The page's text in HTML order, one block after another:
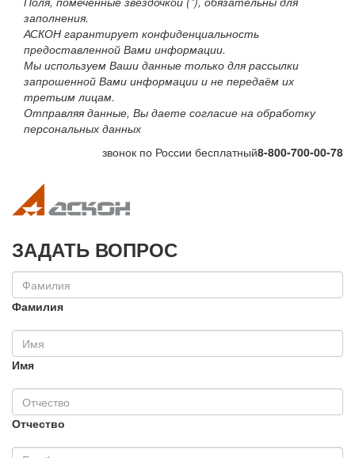
заполнения.
АСКОН гарантирует конфиденциальность
предоставленной Вами информации.
Мы используем Ваши данные только для рассылки
запрошенной Вами информации и не передаём их
третьим лицам.
Отправляя данные, Вы даете согласие на обработку
персональных данных
звонок по России бесплатный8-800-700-00-78
ЗАДАТЬ ВОПРОС
Фамилия
Имя
Отчество